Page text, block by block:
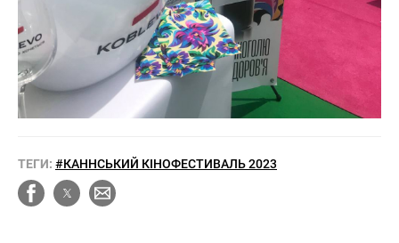
ТЕГИ: #КАННСЬКИЙ КІНОФЕСТИВАЛЬ 2023